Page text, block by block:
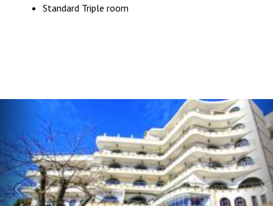
Standard Triple room